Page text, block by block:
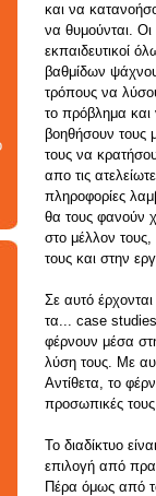
και να
να θυμούνται. Οι
εκπαιδευτικοί
βαθμίδων
τρόπους να
το πρόβλημα και
βοηθήσουν τους
τους να
απο τις
πληροφορίες
θα τους φανούν
στο μέλλον
τους και στην
Σε αυτό
τα... case
φέρνουν μέσα
λύση τους. Με
Αντίθετα, το
προσωπικές τους
Το διαδίκτυο
επιλογή από
Πέρα όμως από